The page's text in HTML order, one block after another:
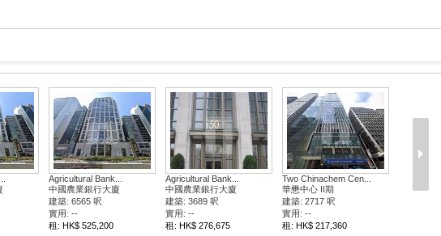
Agricultural Bank...
中國農業銀行大廈
建築: 6565 呎
實用: --
租: HK$ 525,200
Agricultural Bank...
中國農業銀行大廈
建築: 3689 呎
實用: --
租: HK$ 276,675
Two Chinachem Cen...
華懋中心 II期
建築: 2717 呎
實用: --
租: HK$ 217,360